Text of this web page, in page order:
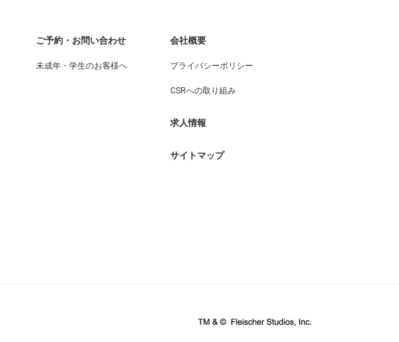
ご予約・お問い合わせ
未成年・学生のお客様へ
会社概要
プライバシーポリシー
CSRへの取り組み
求人情報
サイトマップ